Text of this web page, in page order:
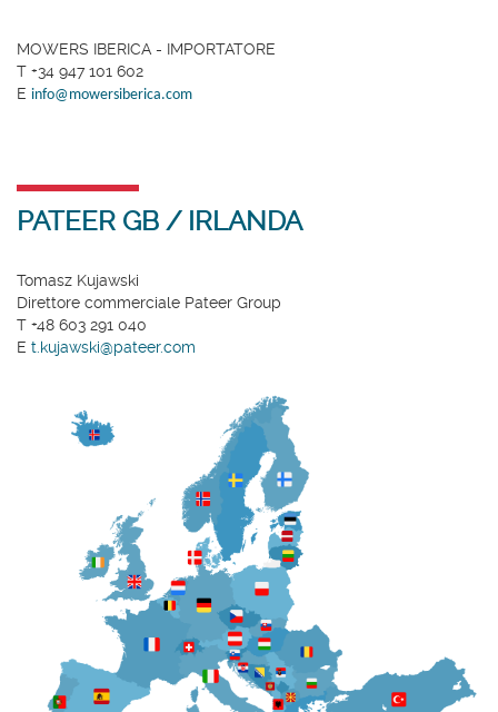
MOWERS IBERICA - IMPORTATORE
T +34 947 101 602
E info@mowersiberica.com
PATEER GB / IRLANDA
Tomasz Kujawski
Direttore commerciale Pateer Group
T +48 603 291 040
E t.kujawski@pateer.com